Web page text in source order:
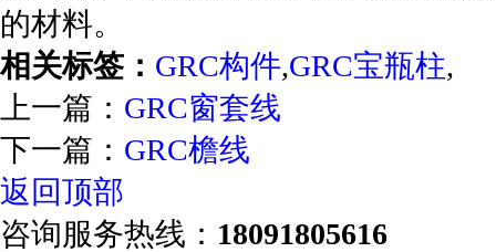
的材料。
相关标签： GRC构件,GRC宝瓶柱,
上一篇： GRC窗套线
下一篇： GRC檐线
返回顶部
咨询服务热线： 18091805616